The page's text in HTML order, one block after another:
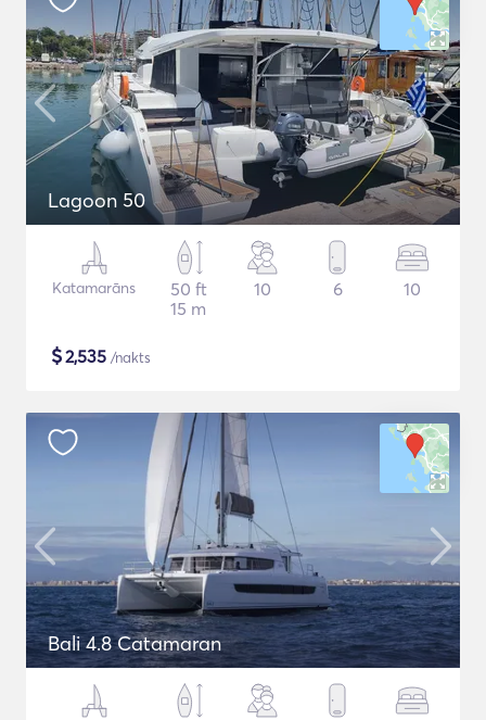
Lagoon 50
Katamarāns
50 ft
15 m
10 6 10
$2,535 /nakts
Bali 4.8 Catamaran